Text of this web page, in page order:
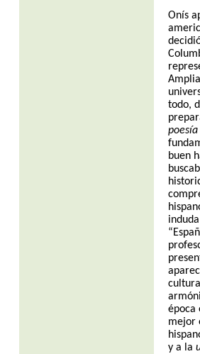
Onís
todo,
buen
época
mejor
y a la